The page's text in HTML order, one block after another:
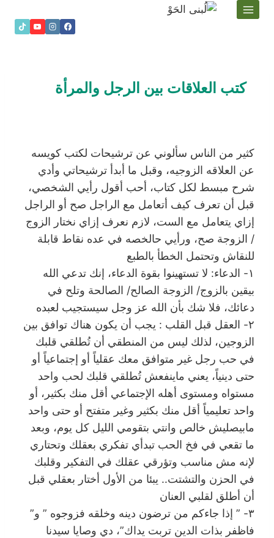
التجاوز
كتب العلاقات بين الرجل والمرأة
كثير من الناس سألوني عن ترشيحات لكتب كويسه
عن العلاقه الزوجيه، وقبل ما أبدأ ترشيحاتي وأدي
شرح مبسط لكل كتاب، أحب أقول رأيي الشخصي،
قبل أن تعرف كيف أتعامل مع الراجل صح أو الراجل
إزاي يتعامل مع الست، لازم نعرف إزاي نختار الزوج
/ الزوجة صح، ورأيي حالخصه في عده نقاط قابلة
للنقاش وتحتمل الخطأ بالطبع
١- الدعاء: لا تستهينوا بقوة الدعاء، إنك تدعي الله
بيقين بالزوج/ الزوجة الصالح/ الصالحة وتلح في
دعائك، فلا شك بأن الله عز وجل سيستجيب لعبده
٢- العقل قبل القلب : يجب أن يكون هناك توافق بين
الزوجين، لذلك ليس من المنطقي أن تُطلقي قلبك
في حب رجل غير متوافق معك عقلياً أو إجتماعياً أو
حتى دينياً، يعني ماينفعش تُطلقي قلبك لحب واحد
مستواه ومستوى أهله الإجتماعي أقل منك بكثير، أو
واحد تعليمياً أقل منك بكثير وغير متفتح أو حتى واحد
مابيصليش خالص وانتي بتقومي الليل كل يوم، وبعد
ما تقعي في فخ الحب تبدأي تفكري بعقلك وتحتاري
لإنه مش مناسب وتؤرقي عقلك في التفكير وقلبك
في الحزن والتشتت.. يبئا من الأول أختار بعقلي قبل
أن أطلق لقلبي العنان
٣- ” إذا جاءكم من ترضون دينه وخلقه فزوجوه ” و”
فاظفر بذات الدين تربت يداك”، دي وصايا سيدنا